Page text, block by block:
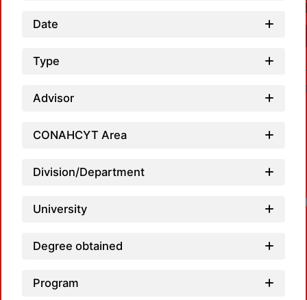
Date
Type
Advisor
CONAHCYT Area
Division/Department
University
Degree obtained
Program